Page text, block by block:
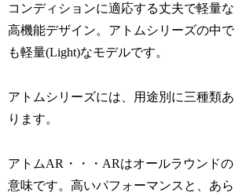
コンディションに適応する丈夫で軽量な
高機能デザイン。アトムシリーズの中で
も軽量(Light)なモデルです。
アトムシリーズには、用途別に三種類あ
ります。
アトムAR ・・・ARはオールラウンドの
意味です。高いパフォーマンスと、あら